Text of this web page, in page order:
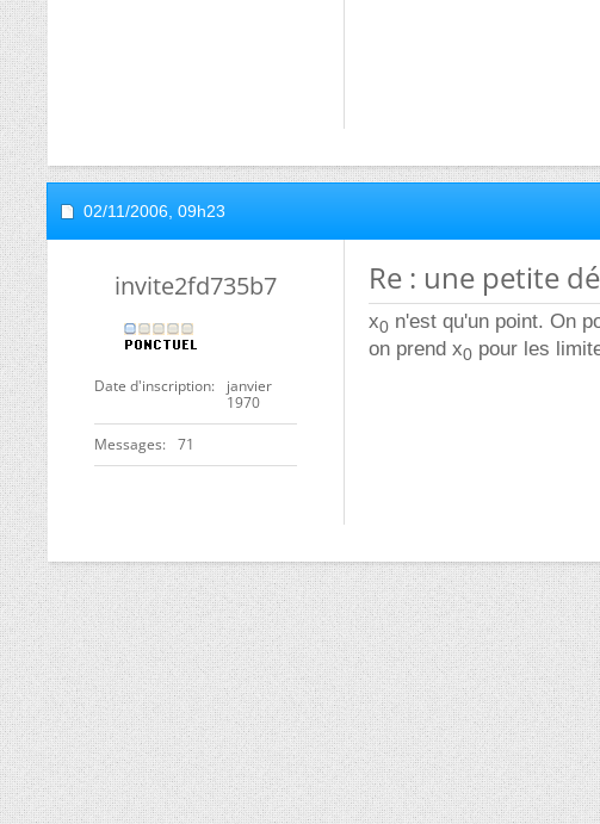
02/11/2006, 09h23
invite2fd735b7
Date d'inscription
janvier
1970
Messages 71
Re : une petite
x0 n'est qu'un point. On
on prend x0 pour les